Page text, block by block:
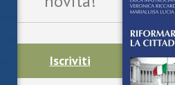
Iscriviti